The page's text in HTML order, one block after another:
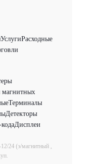
УслугиРасходные
магнитных
Терминалы
Детекторы
Дисплеи
24 (э/магнитный ,